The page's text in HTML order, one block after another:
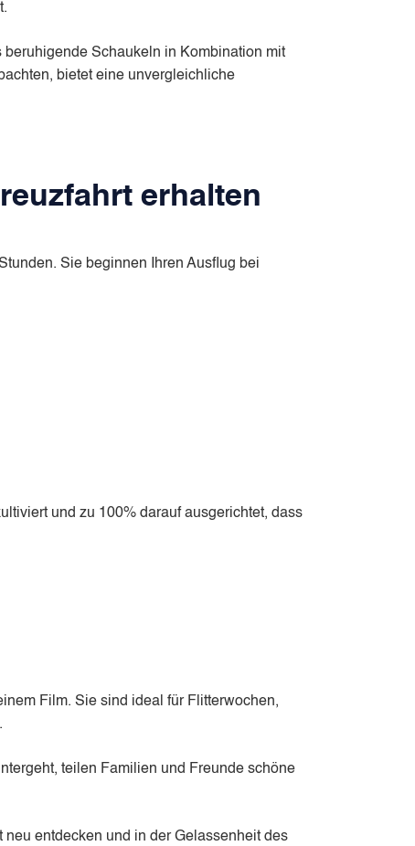
Schaukeln in Kombination mit
bietet eine unvergleichliche
erhalten
Sie beginnen Ihren Ausflug bei
und zu 100% darauf ausgerichtet, dass
Film. Sie sind ideal für Flitterwochen,
teilen Familien und Freunde schöne
entdecken und in der Gelassenheit des